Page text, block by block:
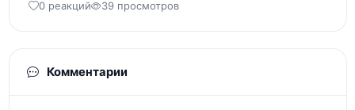
0 реакций 39 просмотров
Комментарии